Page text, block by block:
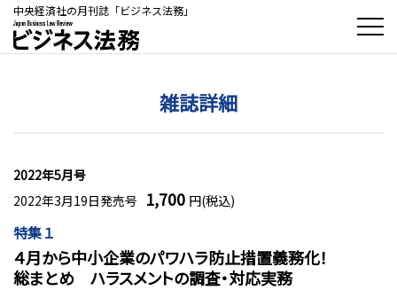
中央経済社の月刊誌「ビジネス法務」
雑誌詳細
2022年5月号
2022年3月19日発売号 1,700 円(税込)
特集１
４月から中小企業のパワハラ防止措置義務化！
総まとめ ハラスメントの調査・対応実務